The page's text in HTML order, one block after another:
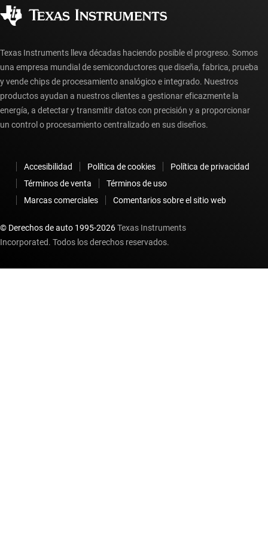
Preguntas frecuentes sobre la cuenta myTI
Texas Instruments lleva décadas haciendo posible el progreso. Somos
una empresa mundial de semiconductores que diseña, fabrica, prueba
y vende chips de procesamiento analógico e integrado. Nuestros
productos ayudan a nuestros clientes a gestionar eficazmente la
energía, a detectar y transmitir datos con precisión y a proporcionar
un control o procesamiento centralizado en sus diseños.
Accesibilidad Política de cookies
Política de privacidad
Términos de venta
Términos de uso
Marcas comerciales
Comentarios sobre el sitio web
© Derechos de auto 1995-2026Texas Instruments
Incorporated. Todos los derechos reservados.